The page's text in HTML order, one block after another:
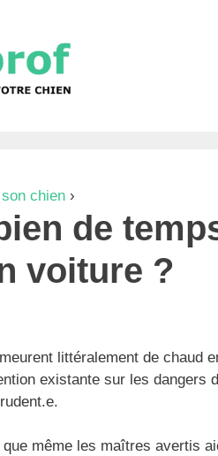
chien ›
de
voiture ?
littéralement de chaud
existante sur les dangers
que même les maîtres avertis